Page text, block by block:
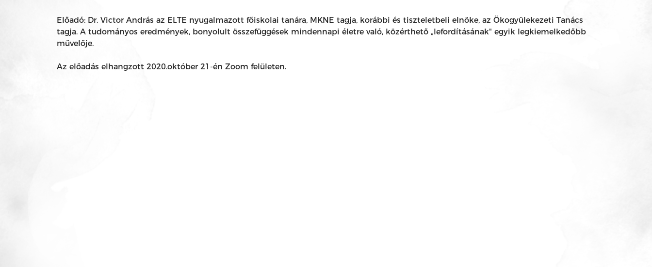
Előadó: Dr. Victor András az ELTE nyugalmazott főiskolai tanára, MKNE tagja, korábbi és tiszteletbeli elnöke, az Ökogyülekezeti Tanács
tagja. A tudományos eredmények, bonyolult összefüggések mindennapi életre való, közérthető „lefordításának" egyik legkiemelkedőbb
művelője.
Az előadás elhangzott 2020.október 21-én Zoom felületen.